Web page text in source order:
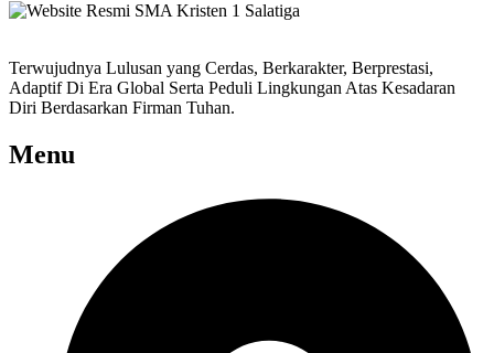
Terwujudnya Lulusan yang Cerdas, Berkarakter, Berprestasi,
Adaptif Di Era Global Serta Peduli Lingkungan Atas Kesadaran
Diri Berdasarkan Firman Tuhan.
Menu